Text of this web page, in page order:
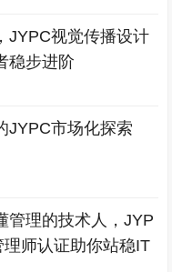
JYPC视觉传播设计
稳步进阶
JYPC市场化探索
管理的技术人，JYP
师认证助你站稳IT